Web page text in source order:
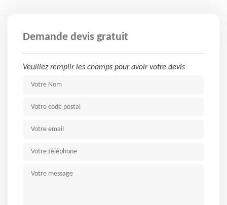
Demande devis gratuit
Veuillez remplir les champs pour avoir votre devis